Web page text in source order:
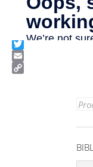
Facebook
Twitter
Email